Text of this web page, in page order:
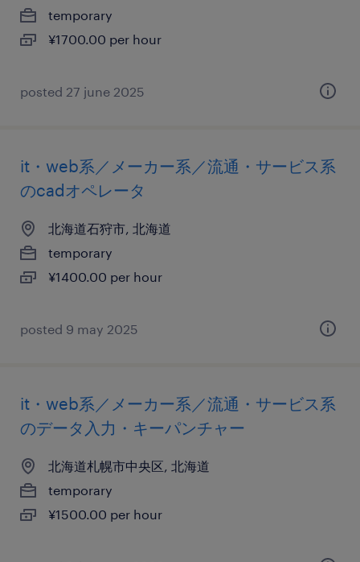
temporary
¥1700.00 per hour
posted 27 june 2025
it・web系／メーカー系／流通・サービス系
のcadオペレータ
北海道石狩市, 北海道
temporary
¥1400.00 per hour
posted 9 may 2025
it・web系／メーカー系／流通・サービス系
のデータ入力・キーパンチャー
北海道札幌市中央区, 北海道
temporary
¥1500.00 per hour